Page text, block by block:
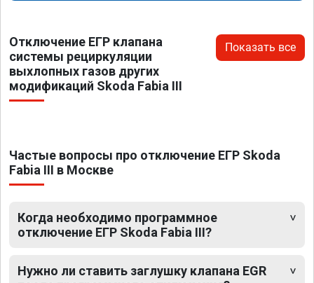
Отключение ЕГР клапана
системы рециркуляции
выхлопных газов других
модификаций Skoda Fabia III
Показать все
Частые вопросы про отключение ЕГР Skoda
Fabia III в Москве
Когда необходимо программное
отключение ЕГР Skoda Fabia III?
Нужно ли ставить заглушку клапана EGR